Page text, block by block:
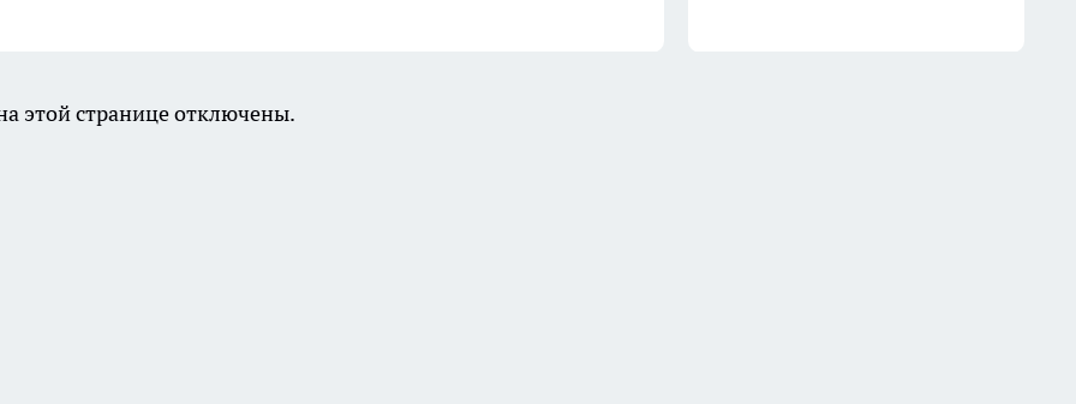
этой странице отключены.